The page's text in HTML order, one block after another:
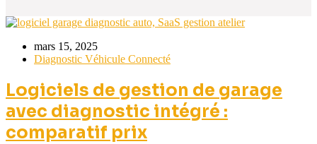
mars 15, 2025
Diagnostic Véhicule Connecté
Logiciels de gestion de garage
avec diagnostic intégré :
comparatif prix